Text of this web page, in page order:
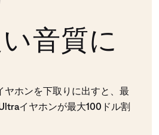
音質に
ヤホンを下取りに出すと、最
イヤホンが最大100ドル割